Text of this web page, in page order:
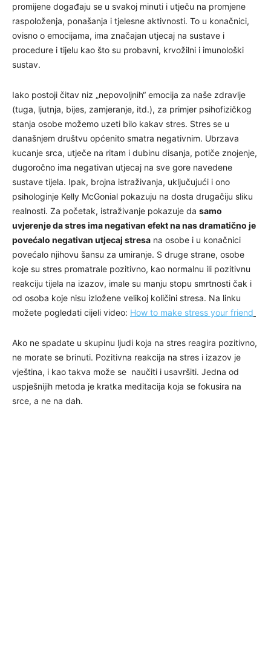
promijene događaju se u svakoj minuti i utječu na promjene
raspoloženja, ponašanja i tjelesne aktivnosti. To u konačnici,
ovisno o emocijama, ima značajan utjecaj na sustave i
procedure i tijelu kao što su probavni, krvožilni i imunološki
sustav.
Iako postoji čitav niz „nepovoljnih“ emocija za naše zdravlje
(tuga, ljutnja, bijes, zamjeranje, itd.), za primjer psihofizičkog
stanja osobe možemo uzeti bilo kakav stres. Stres se u
današnjem društvu općenito smatra negativnim. Ubrzava
kucanje srca, utječe na ritam i dubinu disanja, potiče znojenje,
dugoročno ima negativan utjecaj na sve gore navedene
sustave tijela. Ipak, brojna istraživanja, uključujući i ono
psihologinje Kelly McGonial pokazuju na dosta drugačiju sliku
realnosti. Za početak, istraživanje pokazuje da samo
uvjerenje da stres ima negativan efekt na nas dramatično je
povećalo negativan utjecaj stresa na osobe i u konačnici
povećalo njihovu šansu za umiranje. S druge strane, osobe
koje su stres promatrale pozitivno, kao normalnu ili pozitivnu
reakciju tijela na izazov, imale su manju stopu smrtnosti čak i
od osoba koje nisu izložene velikoj količini stresa. Na linku
možete pogledati cijeli video: How to make stress your friend
Ako ne spadate u skupinu ljudi koja na stres reagira pozitivno,
ne morate se brinuti. Pozitivna reakcija na stres i izazov je
vještina, i kao takva može se naučiti i usavršiti. Jedna od
uspješnijih metoda je kratka meditacija koja se fokusira na
srce, a ne na dah.